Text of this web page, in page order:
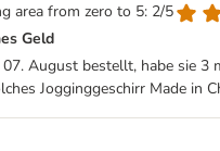
area from zero to 5: 2/5
Geld
07. August bestellt, habe sie
Jogginggeschirr Made in